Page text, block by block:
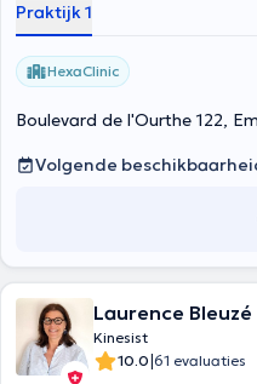
Praktijk 1
HexaClinic
Boulevard de l'Ourthe 122,
Volgende
Laurence Bleuzé
Kinesist
10.0|61 evaluaties